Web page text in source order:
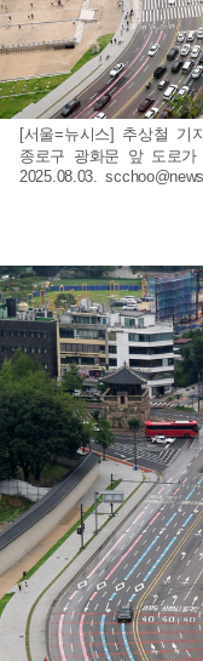
[서울=뉴시스] 추상철
종로구 광화문 앞 도로
2025.08.03.